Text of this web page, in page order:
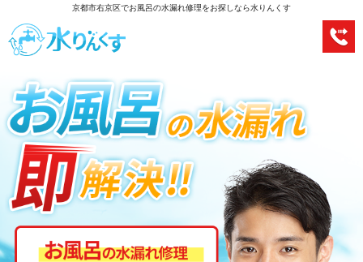
京都市右京区でお風呂の水漏れ修理をお探しなら水りんくす